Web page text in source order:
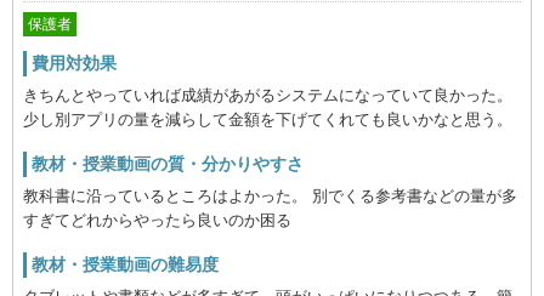
保護者
費用対効果
きちんとやっていれば成績があがるシステムになっていて良かった。
少し別アプリの量を減らして金額を下げてくれても良いかなと思う。
教材・授業動画の質・分かりやすさ
教科書に沿っているところはよかった。 別でくる参考書などの量が多
すぎてどれからやったら良いのか困る
教材・授業動画の難易度